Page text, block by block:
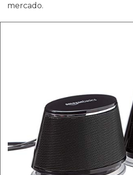
mercado.